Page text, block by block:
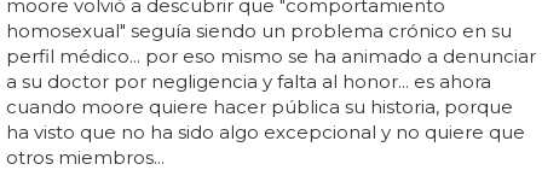
moore volvió a descubrir que "comportamiento
homosexual" seguía siendo un problema crónico en su
perfil médico... por eso mismo se ha animado a denunciar
a su doctor por negligencia y falta al honor... es ahora
cuando moore quiere hacer pública su historia, porque
ha visto que no ha sido algo excepcional y no quiere que
otros miembros...